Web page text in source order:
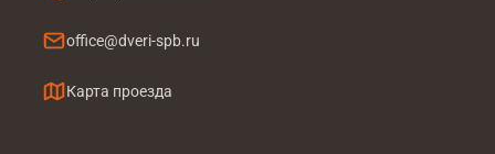
office@dveri-spb.ru
Карта проезда